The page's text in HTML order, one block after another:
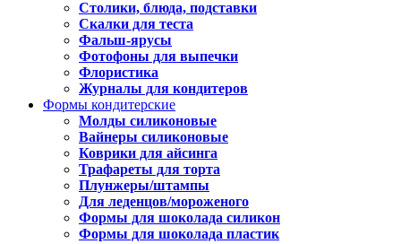
Столики, блюда, подставки
Скалки для теста
Фальш-ярусы
Фотофоны для выпечки
Флористика
Журналы для кондитеров
Формы кондитерские
Молды силиконовые
Вайнеры силиконовые
Коврики для айсинга
Трафареты для торта
Плунжеры/штампы
Для леденцов/мороженого
Формы для шоколада силикон
Формы для шоколада пластик